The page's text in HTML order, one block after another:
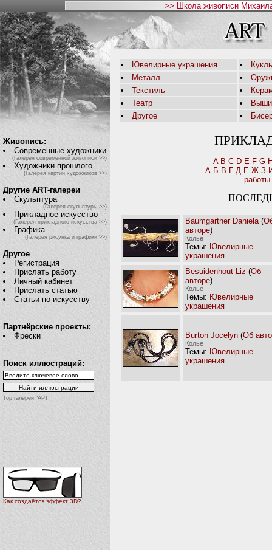
>> Школа живописи
Живопись:
Современные художники
(Галерея современной живописи >>)
Художники прошлого
(Галерея картин художников >>)
Другие ART-галереи
Скульптура
(Галерея скульптуры >>)
Прикладное искусство
(Галерея прикладного искусства >>)
Графика
(Галерея рисунка и графики >>)
Другое
Регистрация
Прислать работу
Личный кабинет
Прислать статью
Статьи по искусству
Партнёрские проекты:
Фрески
Поиск иллюстраций:
Top галереи "АРТ"
Как создаётся эффект 3D?
Ювелирные украшения
Металл
Текстиль
Театр
Другое
A B C D E F G
А Б В Г Д Е Ж З
работы
Baumgartner Daniela (
авторе)
Колье
Темы: Ювелирные
украшения
Besuidenhout Liz (Об
авторе)
Колье
Темы: Ювелирные
украшения
Burton Jocelyn (Об
Колье
Темы: Ювелирные
украшения